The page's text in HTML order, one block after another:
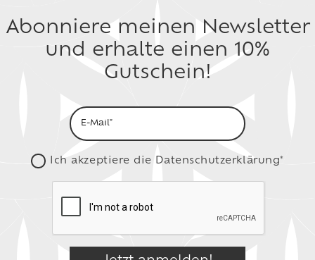
Abonniere meinen Newsletter
und erhalte einen 10%
Gutschein!
Ich akzeptiere die Datenschutzerklärung*